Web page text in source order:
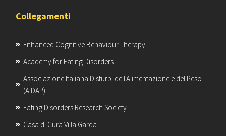
Collegamenti
Enhanced Cognitive Behaviour Therapy
Academy for Eating Disorders
Associazione Italiana Disturbi dell'Alimentazione e del Peso
(AIDAP)
Eating Disorders Research Society
Casa di Cura Villa Garda